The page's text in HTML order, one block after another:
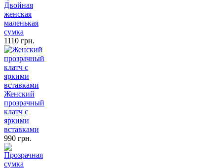
Двойная
женская
маленькая
сумка
1110 грн.
Женский
прозрачный
клатч с
яркими
вставками
990 грн.